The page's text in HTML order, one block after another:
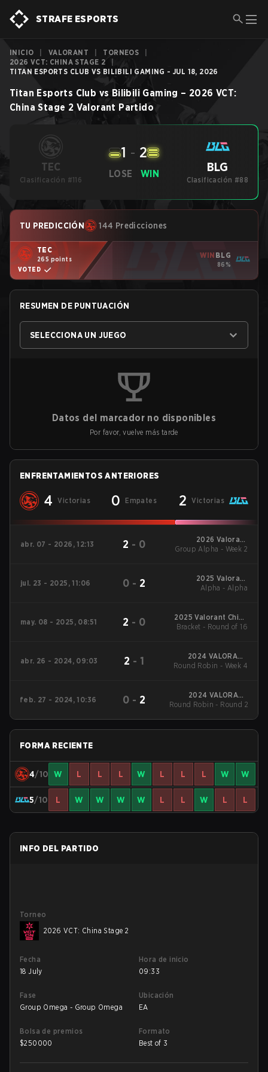
STRAFE ESPORTS
INICIO VALORANT TORNEOS
2026 VCT: CHINA STAGE 2
TITAN ESPORTS CLUB VS BILIBILI GAMING - JUL 18, 2026
Titan Esports Club vs Bilibili Gaming – 2026 VCT:
China Stage 2 Valorant Partido
TEC
Clasificación #116
LOSE
1 - 2
WIN BLG
Clasificación #88
TU PREDICCIÓN 144 Predicciones
TEC
265 points
VOTED
WIN BLG
86%
RESUMEN DE PUNTUACIÓN
SELECCIONA UN JUEGO
Datos del marcador no disponibles
Por favor, vuelve más tarde
ENFRENTAMIENTOS ANTERIORES
4 Victorias 0 Empates 2 Victorias
abr. 07 - 2026, 12:13 2 - 0
2026 Valorant
Champions Tour:
Group Alpha - Week 2
jul. 23 - 2025, 11:06 0 - 2
2025 Valorant
Champions Tour:
Alpha - Alpha
may. 08 - 2025, 08:51 2 - 0
2025 Valorant China
Evolution Series Act-
Bracket - Round of 16
abr. 26 - 2024, 09:03 2 - 1
2024 VALORANT
Champions
Round Robin - Week 4
feb. 27 - 2024, 10:36 0 - 2
2024 VALORANT
Champions Tour:
Round Robin - Round 2
FORMA RECIENTE
4/10 W L L L W L L L W W
5/10 L W W W W L L W L L
INFO DEL PARTIDO
Torneo
2026 VCT: China Stage 2
Fecha
18 July
Hora de inicio
09:33
Fase
Group Omega - Group Omega
Ubicación
EA
Bolsa de premios
$250000
Formato
Best of 3